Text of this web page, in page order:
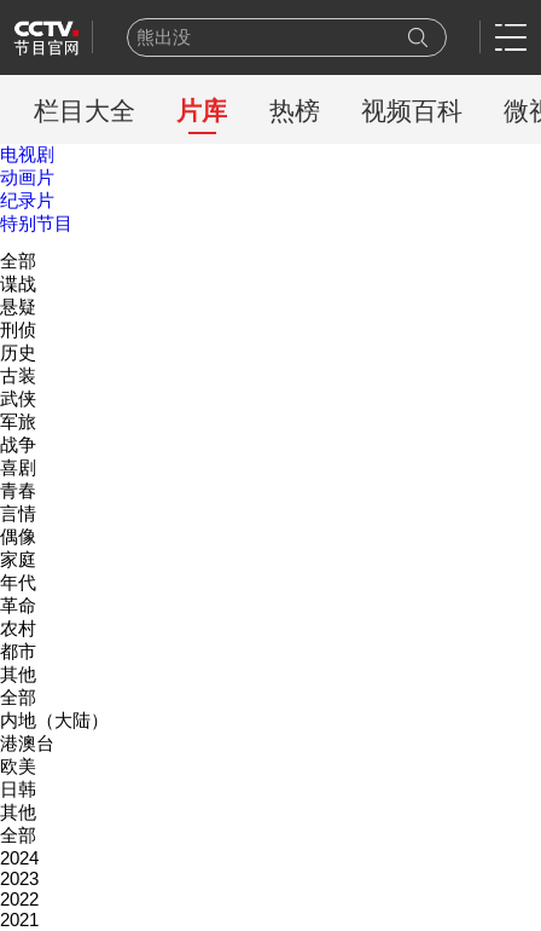
熊出没
新闻周刊
百家讲坛
栏目大全 片库 热榜 视频百科 微
电视剧
动画片
纪录片
特别节目
全部
谍战
悬疑
刑侦
历史
古装
武侠
军旅
战争
喜剧
青春
言情
偶像
家庭
年代
革命
农村
都市
其他
全部
内地（大陆）
港澳台
欧美
日韩
其他
全部
2024
2023
2022
2021